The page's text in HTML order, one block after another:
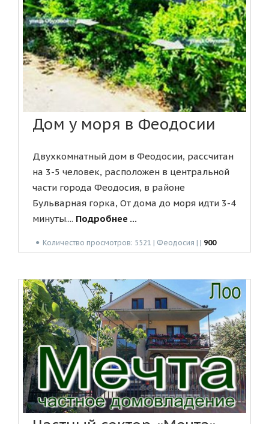
Дом у моря в Феодосии
Двухкомнатный дом в Феодосии, рассчитан
на 3-5 человек, расположен в центральной
части города Феодосия, в районе
Бульварная горка, От дома до моря идти 3-4
минуты.... Подробнее ...
● Количество просмотров: 5521 | Феодосия | | 900